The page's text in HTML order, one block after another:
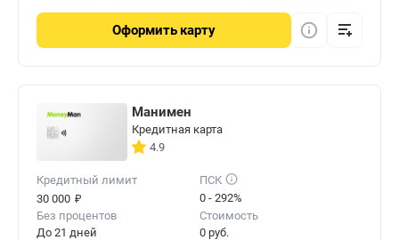
Оформить карту
Манимен
Кредитная карта
4.9
Кредитный лимит
30 000 ₽
ПСК
0 - 292%
Без процентов
До 21 дней
Стоимость
0 руб.